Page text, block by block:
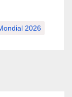
2026